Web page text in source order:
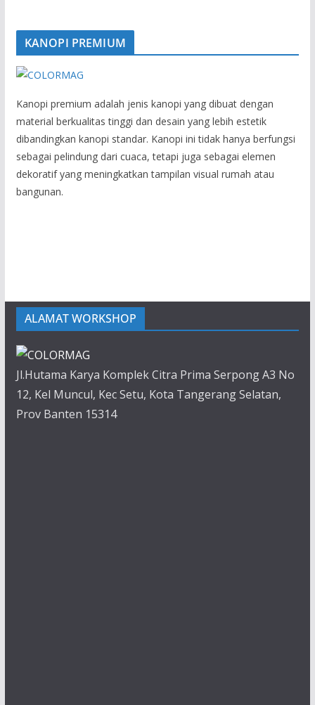
KANOPI PREMIUM
Kanopi premium adalah jenis kanopi yang dibuat dengan
material berkualitas tinggi dan desain yang lebih estetik
dibandingkan kanopi standar. Kanopi ini tidak hanya berfungsi
sebagai pelindung dari cuaca, tetapi juga sebagai elemen
dekoratif yang meningkatkan tampilan visual rumah atau
bangunan.
ALAMAT WORKSHOP
Jl.Hutama Karya Komplek Citra Prima Serpong A3 No
12, Kel Muncul, Kec Setu, Kota Tangerang Selatan,
Prov Banten 15314